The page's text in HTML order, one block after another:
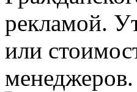
рекламой.
или
менеджеров.